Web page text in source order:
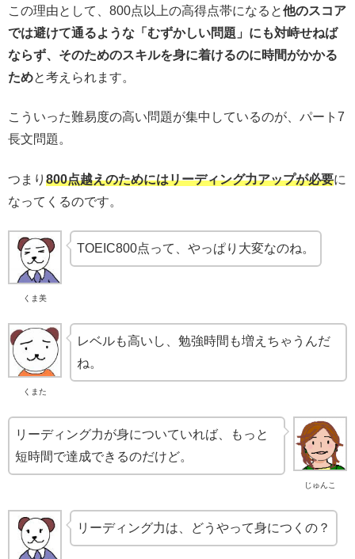
この理由として、800点以上の高得点帯になると他のスコア
では避けて通るような「むずかしい問題」にも対峙せねば
ならず、そのためのスキルを身に着けるのに時間がかかる
ためと考えられます。
こういった難易度の高い問題が集中しているのが、パート7
長文問題。
つまり 800点越えのためにはリーディング力アップが必要に
なってくるのです。
くま美
TOEIC800点って、やっぱり大変なのね。
くまた
レベルも高いし、勉強時間も増えちゃうんだ
ね。
じゅんこ
リーディング力が身についていれば、もっと
短時間で達成できるのだけど。
リーディング力は、どうやって身につくの？